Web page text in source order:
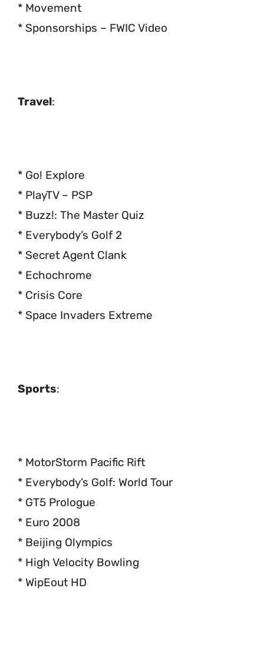
* Movement
* Sponsorships – FWIC Video
Travel:
* Go! Explore
* PlayTV – PSP
* Buzz!: The Master Quiz
* Everybody’s Golf 2
* Secret Agent Clank
* Echochrome
* Crisis Core
* Space Invaders Extreme
Sports:
* MotorStorm Pacific Rift
* Everybody’s Golf: World Tour
* GT5 Prologue
* Euro 2008
* Beijing Olympics
* High Velocity Bowling
* WipEout HD